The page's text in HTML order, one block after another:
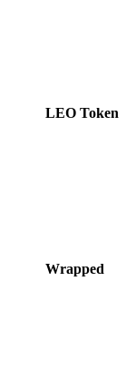
LEO Token
Wrapped